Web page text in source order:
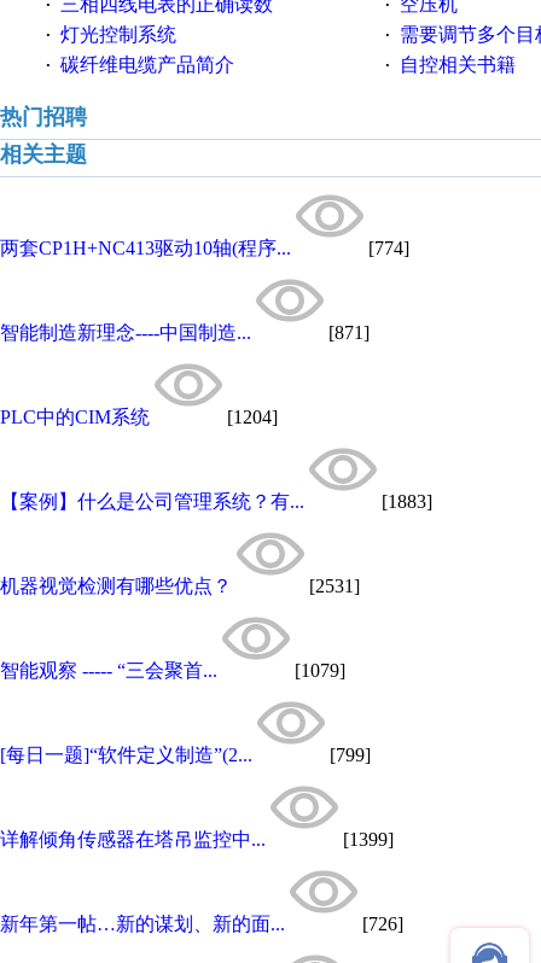
· 三相四线电表的正确读数 · 空压机
· 灯光控制系统 · 需要调节多个目标
· 碳纤维电缆产品简介 · 自控相关书籍
热门招聘
相关主题
两套CP1H+NC413驱动10轴(程序... [774]
智能制造新理念----中国制造... [871]
PLC中的CIM系统 [1204]
【案例】什么是公司管理系统？有... [1883]
机器视觉检测有哪些优点？ [2531]
智能观察 ----- “三会聚首... [1079]
[每日一题]“软件定义制造”(2... [799]
详解倾角传感器在塔吊监控中... [1399]
新年第一帖…新的谋划、新的面... [726]